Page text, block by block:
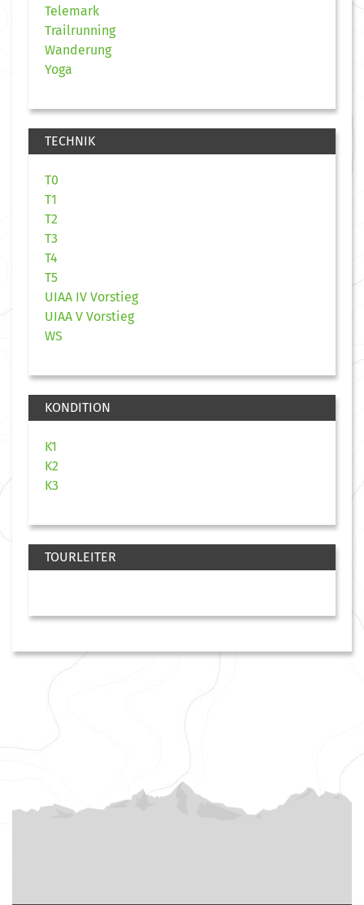
Telemark
Trailrunning
Wanderung
Yoga
TECHNIK
T0
T1
T2
T3
T4
T5
UIAA IV Vorstieg
UIAA V Vorstieg
WS
KONDITION
K1
K2
K3
TOURLEITER